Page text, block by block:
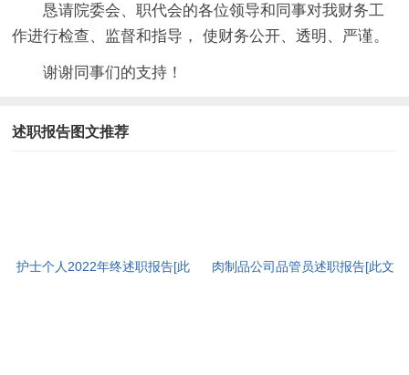
恳请院委会、职代会的各位领导和同事对我财务工
作进行检查、监督和指导， 使财务公开、透明、严谨。
谢谢同事们的支持！
述职报告图文推荐
护士个人2022年终述职报告[此
肉制品公司品管员述职报告[此文